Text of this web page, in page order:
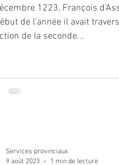
1223, François
de l’année il avait
de la seconde...
Services provinciaux
9 août 2023
1 min de lecture